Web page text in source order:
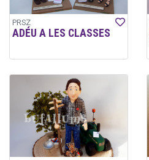
PRSZ
ADÉU A LES CLASSES